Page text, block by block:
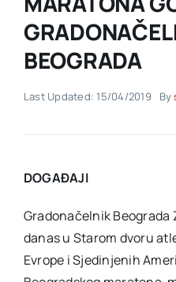
Akti SSAB
Kontakt
BEOGRADA
Last Updated: 15/04/2019 By
DOGAĐAJI
Gradonačelnik Beograda
danas u Starom dvoru
Evrope i Sjedinjenih